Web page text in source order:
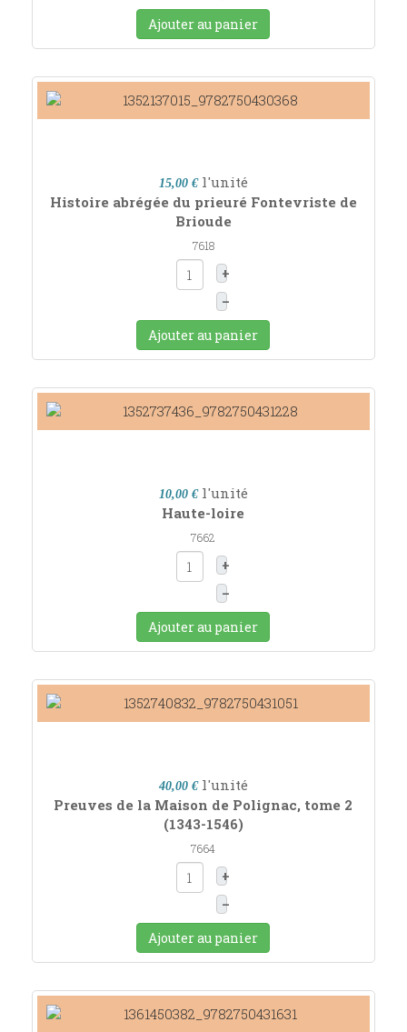
Ajouter au panier
15,00 € l'unité
Histoire abrégée du prieuré Fontevriste de
Brioude
7618
+
–
Ajouter au panier
10,00 € l'unité
Haute-loire
7662
+
–
Ajouter au panier
40,00 € l'unité
Preuves de la Maison de Polignac, tome 2
(1343-1546)
7664
+
–
Ajouter au panier